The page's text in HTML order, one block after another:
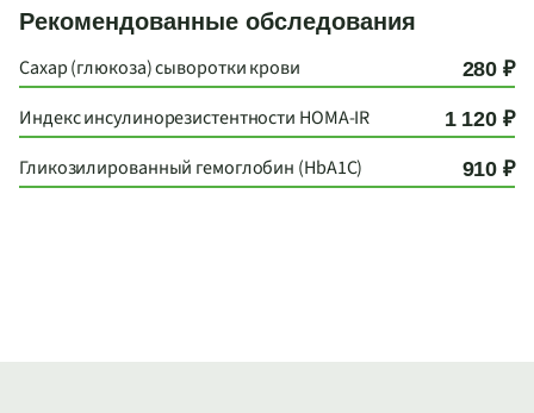
Рекомендованные обследования
Сахар (глюкоза) сыворотки крови
280 ₽
Индекс инсулинорезистентности HOMA-IR 1 120 ₽
Гликозилированный гемоглобин (HbA1C) 910 ₽